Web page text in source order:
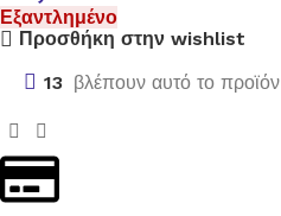
Εξαντλημένο
Προσθήκη στην wishlist
13 βλέπουν αυτό το